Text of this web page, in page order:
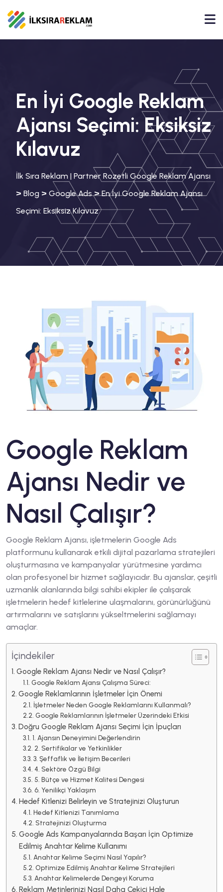
En İyi Google Reklam
Ajansı Seçimi: Eksiksiz
Kılavuz
İlk Sıra Reklam | Partner Rozetli Google Reklam Ajansı
> Blog > Google Ads>En İyi Google Reklam Ajansı
Seçimi: Eksiksiz Kılavuz
Google Reklam
Ajansı Nedir ve
Nasıl Çalışır?
Google Reklam Ajansı, işletmelerin Google Ads
platformunu kullanarak etkili dijital pazarlama stratejileri
oluşturmasına ve kampanyalar yürütmesine yardımcı
olan profesyonel bir hizmet sağlayıcıdır. Bu ajanslar, çeşitli
uzmanlık alanlarında bilgi sahibi ekipler ile çalışarak
işletmelerin hedef kitlelerine ulaşmalarını, görünürlüğünü
artırmalarını ve satışlarını yükseltmelerini sağlamayı
amaçlar.
İçindekiler
Google Reklam Ajansı Nedir ve Nasıl Çalışır?
Google Reklam Ajansı Çalışma Süreci:
Google Reklamlarının İşletmeler İçin Önemi
İşletmeler Neden Google Reklamlarını Kullanmalı?
Google Reklamlarının İşletmeler Üzerindeki Etkisi
Doğru Google Reklam Ajansı Seçimi İçin İpuçları
1. Ajansın Deneyimini Değerlendirin
2. Sertifikalar ve Yetkinlikler
3. Şeffaflık ve İletişim Becerileri
4. Sektöre Özgü Bilgi
5. Bütçe ve Hizmet Kalitesi Dengesi
6. Yenilikçi Yaklaşım
Hedef Kitlenizi Belirleyin ve Stratejinizi Oluşturun
Hedef Kitlenizi Tanımlama
Stratejinizi Oluşturma
Google Ads Kampanyalarında Başarı İçin Optimize
Edilmiş Anahtar Kelime Kullanımı
Anahtar Kelime Seçimi Nasıl Yapılır?
Optimize Edilmiş Anahtar Kelime Stratejileri
Anahtar Kelimelerde Dengeyi Koruma
Reklam Metinlerinizi Nasıl Daha Çekici Hale